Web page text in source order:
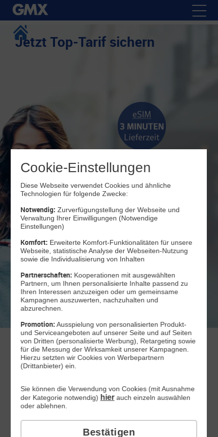
Jetzt Top-Tarif sichern
Zum Angebot
GMX Handytarife
All-Net-Flat
mit passgenauen GB
Mit Vertragslaufzeit Monatlich kündbar
Cookie-Einstellungen
Diese Webseite verwendet Cookies und ähnliche
Technologien für folgende Zwecke:
Notwendig: Zurverfügungstellung der Webseite und
Verwaltung Ihrer Einwilligungen (Notwendige
Einstellungen)
Komfort: Erweiterte Komfort-Funktionalitäten für unsere
Webseite, statistische Analyse der Webseiten-Nutzung
sowie die Individualisierung von Inhalten
Partnerschaften: Kooperationen mit ausgewählten
Partnern, um Ihnen personalisierte Inhalte passend zu
Ihren Interessen anzuzeigen oder um gemeinsame
Kampagnen auszuwerten, nachzuhalten und
abzurechnen.
Promotion:Ausspielung von personalisierten Produkt-
und Serviceangeboten auf unserer Seite und auf Seiten
von Dritten (personalisierte Werbung), Retargeting sowie
für die Messung der Wirksamkeit unserer Kampagnen.
Hierzu setzten wir Cookies von Werbepartnern
(Drittanbieter) ein.
Sie können die Verwendung von Cookies (mit Ausnahme
der Kategorie notwendig) hierauch einzeln auswählen
oder ablehnen.
Bestätigen